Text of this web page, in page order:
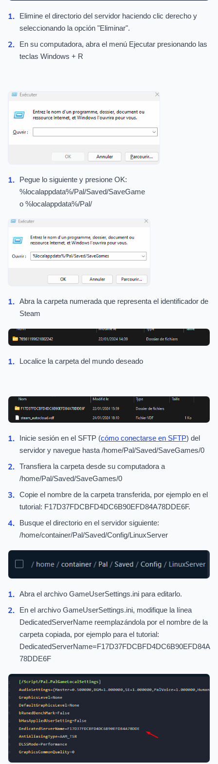
Elimine el directorio del servidor haciendo clic derecho y
seleccionando la opción "Eliminar".
En su computadora, abra el menú Ejecutar presionando las
teclas Windows + R
Pegue lo siguiente y presione OK:
%localappdata%/Pal/Saved/SaveGame
o %localappdata%/Pal/
Abra la carpeta numerada que representa el identificador de
Steam
Localice la carpeta del mundo deseado
Inicie sesión en el SFTP (cómo conectarse en SFTP) del
servidor y navegue hasta /home/Pal/Saved/SaveGames/0
Transfiera la carpeta desde su computadora a
/home/Pal/Saved/SaveGames/0
Copie el nombre de la carpeta transferida, por ejemplo en el
tutorial: F17D37FDCBFD4DC6B90EFD84A78DDE6F.
Busque el directorio en el servidor siguiente:
/home/container/Pal/Saved/Config/LinuxServer
Abra el archivo GameUserSettings.ini para editarlo.
En el archivo GameUserSettings.ini, modifique la línea
DedicatedServerName reemplazándola por el nombre de la
carpeta copiada, por ejemplo para el tutorial:
DedicatedServerName=F17D37FDCBFD4DC6B90EFD84A
78DDE6F